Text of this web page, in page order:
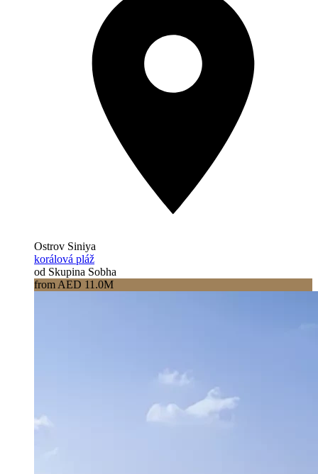
Ostrov Siniya
korálová pláž
od Skupina Sobha
from AED 11.0M